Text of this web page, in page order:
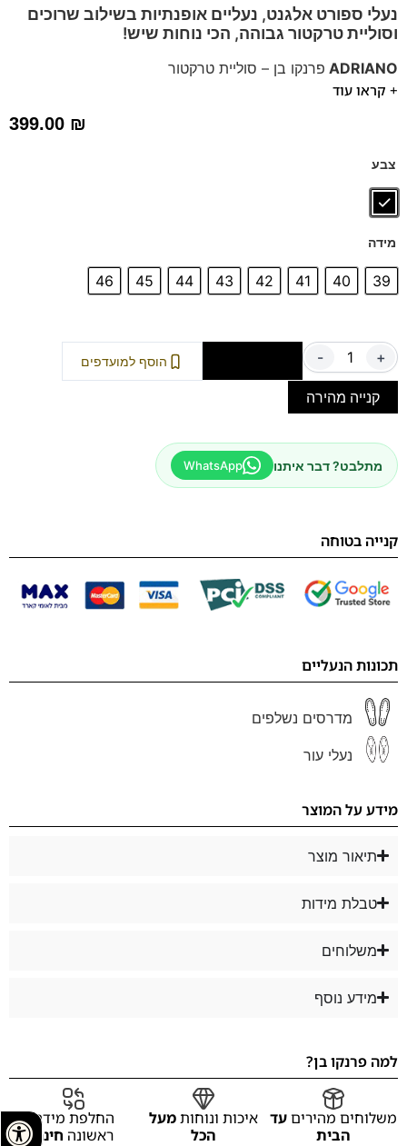
נעלי ספורט אלגנט, נעליים אופנתיות בשילוב שרוכים
וסוליית טרקטור גבוהה, הכי נוחות שיש!
ADRIANO פרנקו בן – סוליית טרקטור
הנעלים עשויות עור איכותי ותיפורים.
+ קראו עוד
399.00 ₪
צבע
מידה
39
40
41
42
43
44
45
46
- + הוסף למועדפים
קנייה מהירה
מתלבט? דבר איתנו WhatsApp
קנייה בטוחה
תכונות הנעליים
מדרסים נשלפים
נעלי עור
מידע על המוצר
תיאור מוצר
טבלת מידות
משלוחים
מידע נוסף
למה פרנקו בן?
משלוחים מהיריםעד
הבית
איכות ונוחותמעל
הכל
החלפת מידה
ראשונה חינם